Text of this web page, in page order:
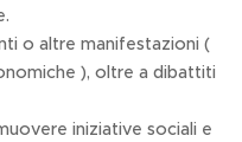
o altre manifestazioni (
), oltre a dibattiti
iniziative sociali e